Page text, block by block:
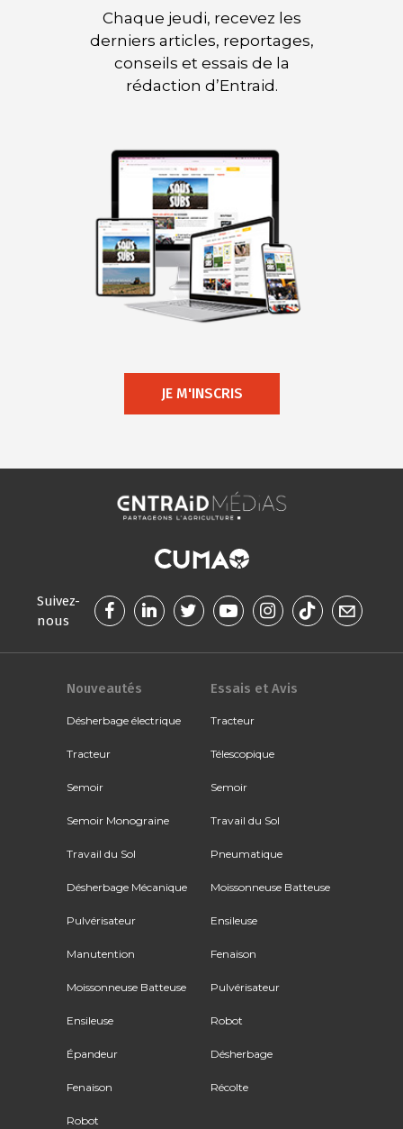
Chaque jeudi, recevez les
derniers articles, reportages,
conseils et essais de la
rédaction d’Entraid.
JE M'INSCRIS
Suivez-
nous
Nouveautés
Désherbage électrique
Tracteur
Semoir
Semoir Monograine
Travail du Sol
Désherbage Mécanique
Pulvérisateur
Manutention
Moissonneuse Batteuse
Ensileuse
Épandeur
Fenaison
Robot
Essais et Avis
Tracteur
Télescopique
Semoir
Travail du Sol
Pneumatique
Moissonneuse Batteuse
Ensileuse
Fenaison
Pulvérisateur
Robot
Désherbage
Récolte